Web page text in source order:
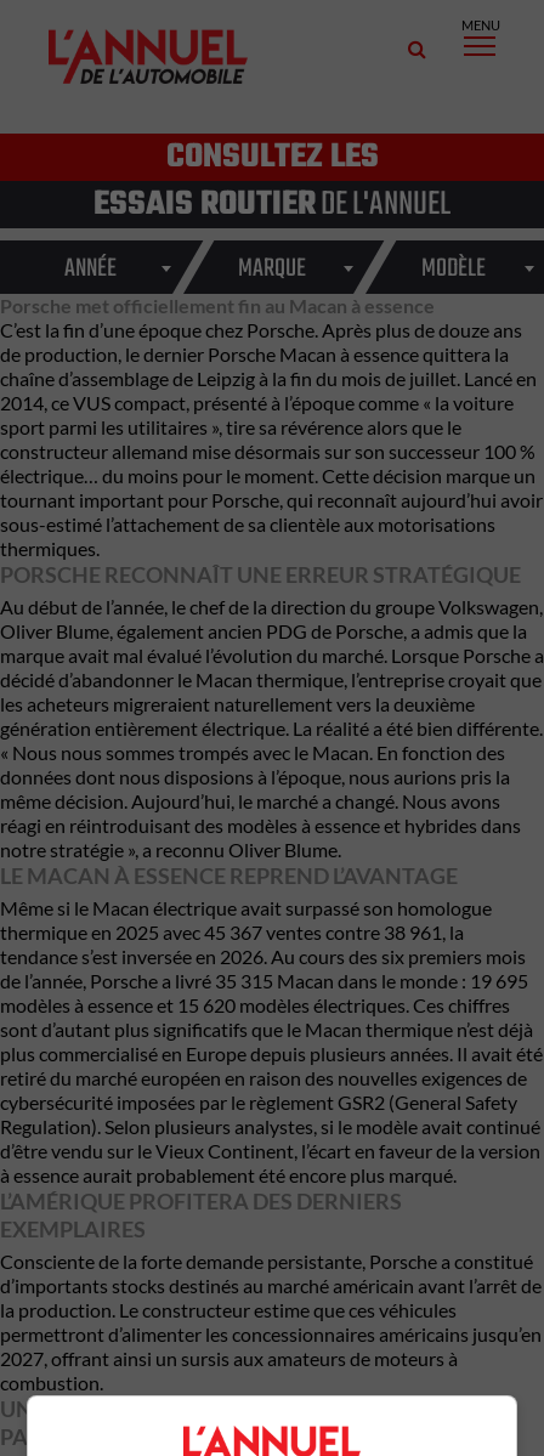
MENU
CONSULTEZ LES
ESSAIS ROUTIERDE L'ANNUEL
ANNÉE MARQUE MODÈLE
Porsche met officiellement fin au Macan à essence
C’est la fin d’une époque chez Porsche. Après plus de douze ans
de production, le dernier Porsche Macan à essence quittera la
chaîne d’assemblage de Leipzig à la fin du mois de juillet. Lancé en
2014, ce VUS compact, présenté à l’époque comme « la voiture
sport parmi les utilitaires », tire sa révérence alors que le
constructeur allemand mise désormais sur son successeur 100 %
électrique… du moins pour le moment. Cette décision marque un
tournant important pour Porsche, qui reconnaît aujourd’hui avoir
sous-estimé l’attachement de sa clientèle aux motorisations
thermiques.
PORSCHE RECONNAÎT UNE ERREUR STRATÉGIQUE
Au début de l’année, le chef de la direction du groupe Volkswagen,
Oliver Blume, également ancien PDG de Porsche, a admis que la
marque avait mal évalué l’évolution du marché. Lorsque Porsche a
décidé d’abandonner le Macan thermique, l’entreprise croyait que
les acheteurs migreraient naturellement vers la deuxième
génération entièrement électrique. La réalité a été bien différente.
« Nous nous sommes trompés avec le Macan. En fonction des
données dont nous disposions à l’époque, nous aurions pris la
même décision. Aujourd’hui, le marché a changé. Nous avons
réagi en réintroduisant des modèles à essence et hybrides dans
notre stratégie », a reconnu Oliver Blume.
LE MACAN À ESSENCE REPREND L’AVANTAGE
Même si le Macan électrique avait surpassé son homologue
thermique en 2025 avec 45 367 ventes contre 38 961, la
tendance s’est inversée en 2026. Au cours des six premiers mois
de l’année, Porsche a livré 35 315 Macan dans le monde : 19 695
modèles à essence et 15 620 modèles électriques. Ces chiffres
sont d’autant plus significatifs que le Macan thermique n’est déjà
plus commercialisé en Europe depuis plusieurs années. Il avait été
retiré du marché européen en raison des nouvelles exigences de
cybersécurité imposées par le règlement GSR2 (General Safety
Regulation). Selon plusieurs analystes, si le modèle avait continué
d’être vendu sur le Vieux Continent, l’écart en faveur de la version
à essence aurait probablement été encore plus marqué.
L’AMÉRIQUE PROFITERA DES DERNIERS
EXEMPLAIRES
Consciente de la forte demande persistante, Porsche a constitué
d’importants stocks destinés au marché américain avant l’arrêt de
la production. Le constructeur estime que ces véhicules
permettront d’alimenter les concessionnaires américains jusqu’en
2027, offrant ainsi un sursis aux amateurs de moteurs à
combustion.
UN NOUVEAU VUS THERMIQUE ATTENDU… MAIS
PAS AVANT 2028